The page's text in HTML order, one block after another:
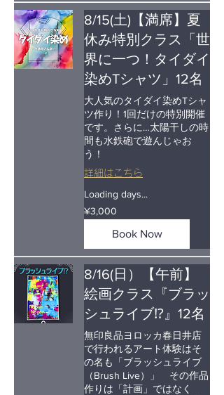
8/15(土)【満席】夏
休み特別クラス「世
界に一つ！タイダイ
染めTシャツ」12名
大人気のタイダイ染めTシャ
ツ作り！1回だけの特別開催
です。さらに…太陽干しの時
間も水鉄砲で遊んじゃお
う！
詳細はこちら
Loading days...
3,000
Japanese
yen
¥3,000
Book Now
8/16(日）【午前】
絵画クラス『ブラッ
シュライブ⁉』12名
無印良品ヨロッカ春日井店
で行われるアート体験はそ
の名も「ブラッシュライブ
（Brush Live）」 その作品
作りは「計画」ではなく